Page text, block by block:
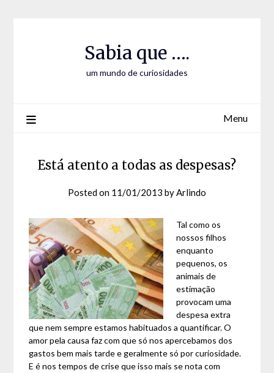
Sabia que ….
um mundo de curiosidades
Menu
Está atento a todas as despesas?
Posted on 11/01/2013 byArlindo
Tal como os
nossos filhos
enquanto
pequenos, os
animais de
estimação
provocam uma
despesa extra
que nem sempre estamos habituados a quantificar. O
amor pela causa faz com que só nos apercebamos dos
gastos bem mais tarde e geralmente só por curiosidade.
E é nos tempos de crise que isso mais se nota com